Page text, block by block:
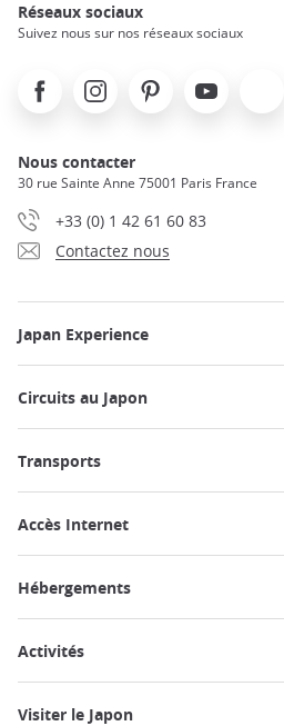
Réseaux sociaux
Suivez nous sur nos réseaux sociaux
FacebookInstagramPinterest Youtube
Nous contacter
30 rue Sainte Anne 75001 Paris France
+33 (0) 1 42 61 60 83
Contactez nous
Japan Experience
Circuits au Japon
Transports
Accès Internet
Hébergements
Activités
Visiter le Japon